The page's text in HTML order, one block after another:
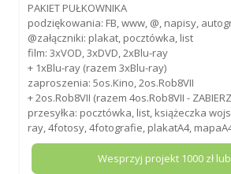
PAKIET PUŁKOWNIKA
podziękowania: FB, www, @, napisy,
@załączniki: plakat, pocztówka, list
film: 3xVOD, 3xDVD, 2xBlu-ray
+ 1xBlu-ray (razem 3xBlu-ray)
zaproszenia: 5os.Kino, 2os.Rob8VII
+ 2os.Rob8VII (razem 4os.Rob8VII -
przesyłka: pocztówka, list, książeczka
ray, 4fotosy, 4fotografie, plakatA4,
Wesprzyj projekt 1000 zł